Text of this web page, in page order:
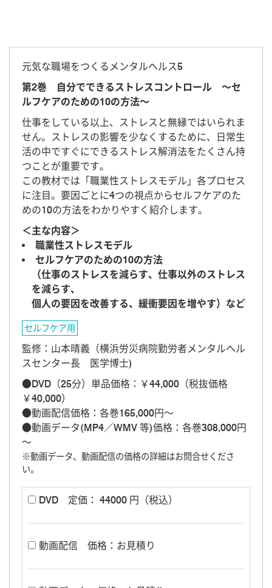
元気な職場をつくるメンタルヘルス5
第2巻 自分でできるストレスコントロール ～セ
ルフケアのための10の方法～
仕事をしている以上、ストレスと無縁ではいられま
せん。ストレスの影響を少なくするために、日常生
活の中ですぐにできるストレス解消法をたくさん持
つことが重要です。
この教材では「職業性ストレスモデル」各プロセス
に注目。要因ごとに4つの視点からセルフケアのた
めの10の方法をわかりやすく紹介します。
＜主な内容＞
職業性ストレスモデル
セルフケアのための10の方法
（仕事のストレスを減らす、仕事以外のストレス
を減らす、
個人の要因を改善する、緩衝要因を増やす）など
セルフケア用
監修：山本晴義（横浜労災病院勤労者メンタルヘル
スセンター長 医学博士)
●DVD（25分）単品価格：￥44,000（税抜価格
￥40,000）
●動画配信価格：各巻165,000円～
●動画データ(MP4／WMV 等)価格：各巻308,000円
～
※動画データ、動画配信の価格の詳細はお問合せくださ
い。
DVD 定価： 44000 円（税込）
動画配信 価格：お見積り